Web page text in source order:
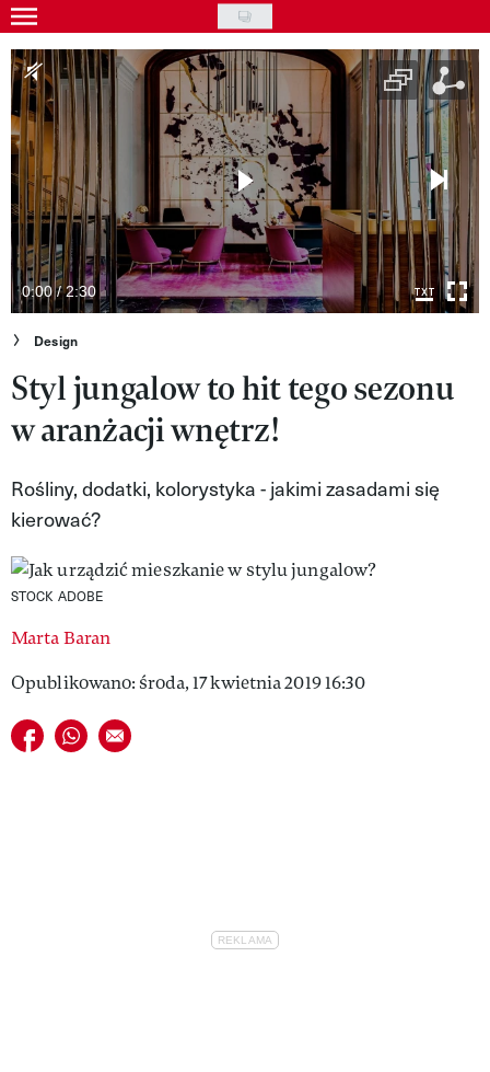
Skip
to
main
content
Gwiazdy
Ludzie
Moda
Uroda
Styl życia
Kultura
Wideo
Nasze akcje
VIVA!ART
VIVA!LIFESTYLE
VIVA!MAN
0:00 / 2:30
Design
Styl jungalow to hit tego sezonu
w aranżacji wnętrz!
Rośliny, dodatki, kolorystyka - jakimi zasadami się
kierować?
STOCK ADOBE
Marta Baran
Opublikowano: środa, 17 kwietnia 2019 16:30
Udostępnij na facebook
Udostępnij na whatsapp
E-mail do przyjaciela